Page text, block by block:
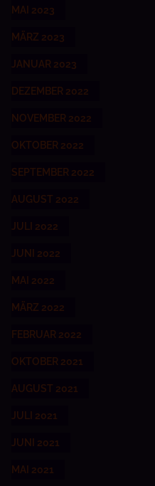
MAI 2023
MÄRZ 2023
JANUAR 2023
DEZEMBER 2022
NOVEMBER 2022
OKTOBER 2022
SEPTEMBER 2022
AUGUST 2022
JULI 2022
JUNI 2022
MAI 2022
MÄRZ 2022
FEBRUAR 2022
OKTOBER 2021
AUGUST 2021
JULI 2021
JUNI 2021
MAI 2021